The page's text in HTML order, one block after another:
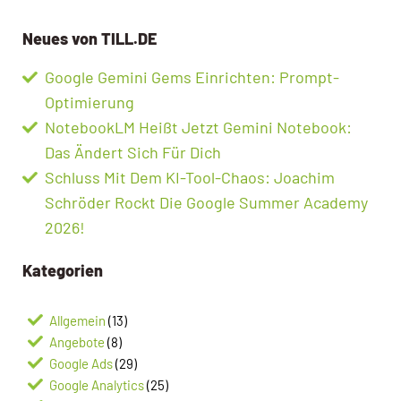
Neues von TILL.DE
Google Gemini Gems Einrichten: Prompt-
Optimierung
NotebookLM Heißt Jetzt Gemini Notebook:
Das Ändert Sich Für Dich
Schluss Mit Dem KI-Tool-Chaos: Joachim
Schröder Rockt Die Google Summer Academy
2026!
Kategorien
Allgemein (13)
Angebote (8)
Google Ads(29)
Google Analytics(25)